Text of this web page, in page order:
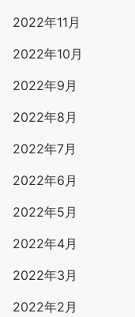
2022年11月
2022年10月
2022年9月
2022年8月
2022年7月
2022年6月
2022年5月
2022年4月
2022年3月
2022年2月